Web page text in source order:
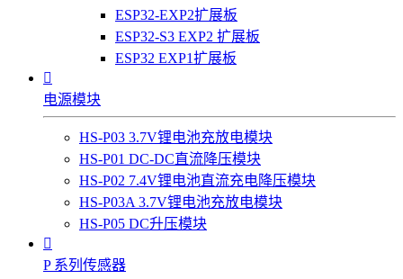
ESP32-EXP2扩展板
ESP32-S3 EXP2 扩展板
ESP32 EXP1扩展板

电源模块
HS-P03 3.7V锂电池充放电模块
HS-P01 DC-DC直流降压模块
HS-P02 7.4V锂电池直流充电降压模块
HS-P03A 3.7V锂电池充放电模块
HS-P05 DC升压模块

P 系列传感器